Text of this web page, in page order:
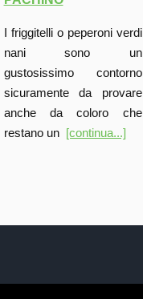
I friggitelli o peperoni verdi
nani sono un
gustosissimo contorno
sicuramente da provare
anche da coloro che
restano un [continua...]